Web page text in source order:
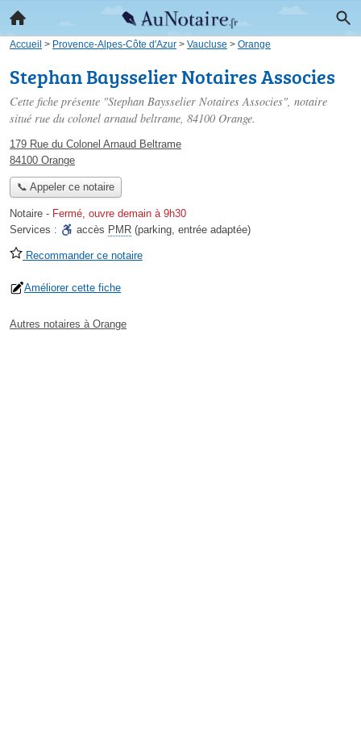
Accueil > Provence-Alpes-Côte d'Azur > Vaucluse > Orange
Stephan Baysselier Notaires Associes
Cette fiche présente "Stephan Baysselier Notaires Associes", notaire
situé rue du colonel arnaud beltrame, 84100 Orange.
179 Rue du Colonel Arnaud Beltrame
84100 Orange
📞 Appeler ce notaire
Notaire - Fermé, ouvre demain à 9h30
Services :
accès PMR (parking, entrée adaptée)
Recommander ce notaire
Améliorer cette fiche
Autres notaires à Orange